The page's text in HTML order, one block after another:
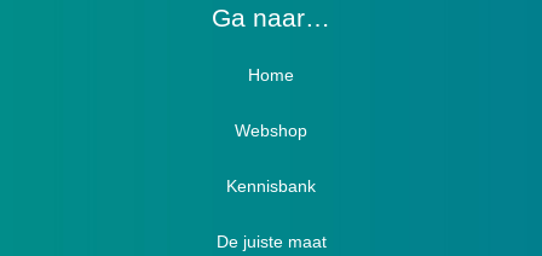
Ga naar…
Home
Webshop
Verbandschoenen / Verbandsloffen
Luxe verbandschoenen / stretch (Hallux)
Kennisbank
Diabetici
De juiste maat